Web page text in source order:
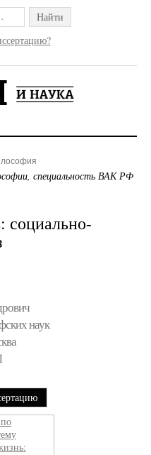
Найти
специальность ВАК РФ
социально-
наук